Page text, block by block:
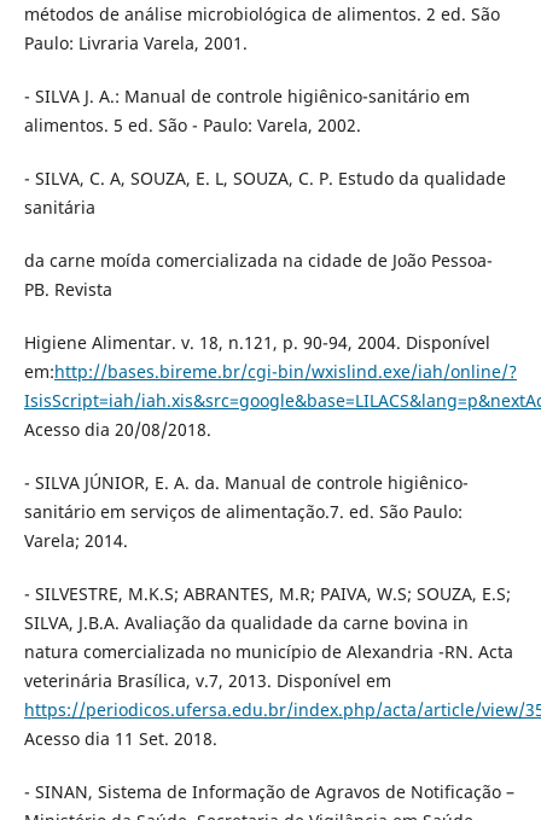
métodos de análise microbiológica de alimentos. 2 ed. São
Paulo: Livraria Varela, 2001.
- SILVA J. A.: Manual de controle higiênico-sanitário em
alimentos. 5 ed. São - Paulo: Varela, 2002.
- SILVA, C. A, SOUZA, E. L, SOUZA, C. P. Estudo da qualidade
sanitária
da carne moída comercializada na cidade de João Pessoa-
PB. Revista
Higiene Alimentar. v. 18, n.121, p. 90-94, 2004. Disponível
em:http://bases.bireme.br/cgi-bin/wxislind.exe/iah/online/?
IsisScript=iah/
Acesso dia 20/08/2018.
- SILVA JÚNIOR, E. A. da. Manual de controle higiênico-
sanitário em serviços de alimentação.7. ed. São Paulo:
Varela; 2014.
- SILVESTRE, M.K.S; ABRANTES, M.R; PAIVA, W.S; SOUZA, E.S;
SILVA, J.B.A. Avaliação da qualidade da carne bovina in
natura comercializada no município de Alexandria -RN. Acta
veterinária Brasílica, v.7, 2013. Disponível em
https://periodicos.ufersa.edu.br/index.php/acta/article/view/
Acesso dia 11 Set. 2018.
- SINAN, Sistema de Informação de Agravos de Notificação –